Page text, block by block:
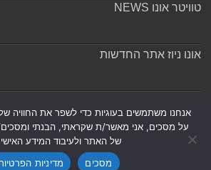
טוויטר אונו NEWS
אונו ניוז אתר החדשות
אנחנו משתמשים בעוגיות כדי לשפר את החוויה
על מסכים, אני מאשר/ת שקראתי, הבנתי
של האתר ולעיבוד המידע
מסכים
מדיניות